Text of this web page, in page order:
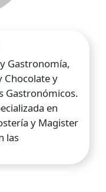
Gastronomía,
Chocolate y
Gastronómicos.
en
y Magister
las